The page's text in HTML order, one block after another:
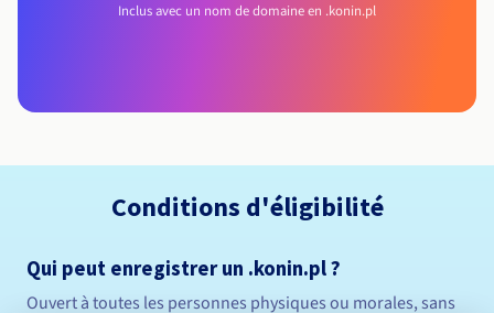
Inclus avec un nom de domaine en .konin.pl
Conditions d'éligibilité
Qui peut enregistrer un .konin.pl ?
Ouvert à toutes les personnes physiques ou morales, sans